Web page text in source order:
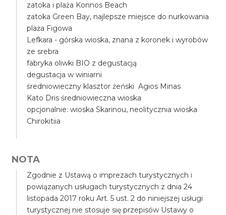
zatoka i plaża Konnos Beach
zatoka Green Bay, najlepsze miejsce do nurkowania
plaża Figowa
Lefkara - górska wioska, znana z koronek i wyrobów
ze srebra
fabryka oliwki BIO z degustacją
degustacja w winiarni
średniowieczny klasztor żeński Agios Minas
Kato Dris średniowieczna wioska
opcjonalnie: wioska Skarinou, neolitycznia wioska
Chirokitiia
NOTA
Zgodnie z Ustawą o imprezach turystycznych i
powiązanych usługach turystycznych z dnia 24
listopada 2017 roku Art. 5 ust. 2 do niniejszej usługi
turystycznej nie stosuje się przepisów Ustawy o